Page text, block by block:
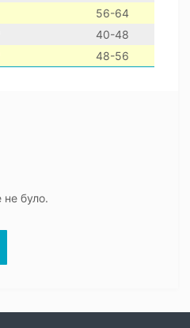
56-64
40-48
48-56
не було.